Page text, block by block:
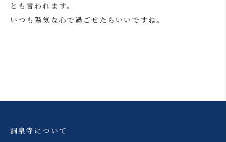
とも言われます。
いつも陽気な心で過ごせたらいいですね。
洞泉寺について